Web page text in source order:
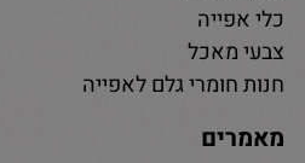
כלי אפייה
צבעי מאכל
חנות חומרי גלם לאפייה
מאמרים